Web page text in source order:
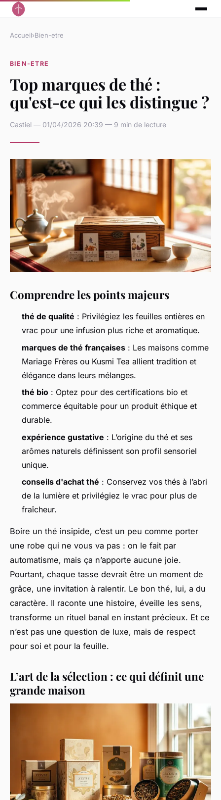
Accueil›Bien-etre
BIEN-ETRE
Top marques de thé :
qu'est-ce qui les distingue ?
Castiel — 01/04/2026 20:39 — 9 min de lecture
Comprendre les points majeurs
thé de qualité : Privilégiez les feuilles entières en
vrac pour une infusion plus riche et aromatique.
marques de thé françaises : Les maisons comme
Mariage Frères ou Kusmi Tea allient tradition et
élégance dans leurs mélanges.
thé bio : Optez pour des certifications bio et
commerce équitable pour un produit éthique et
durable.
expérience gustative : L’origine du thé et ses
arômes naturels définissent son profil sensoriel
unique.
conseils d'achat thé : Conservez vos thés à l’abri
de la lumière et privilégiez le vrac pour plus de
fraîcheur.
Boire un thé insipide, c’est un peu comme porter
une robe qui ne vous va pas : on le fait par
automatisme, mais ça n’apporte aucune joie.
Pourtant, chaque tasse devrait être un moment de
grâce, une invitation à ralentir. Le bon thé, lui, a du
caractère. Il raconte une histoire, éveille les sens,
transforme un rituel banal en instant précieux. Et ce
n’est pas une question de luxe, mais de respect
pour soi et pour la feuille.
L’art de la sélection : ce qui définit une
grande maison